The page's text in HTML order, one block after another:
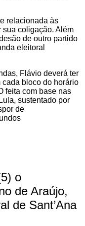
relacionada às
sua coligação. Além
de outro partido
eleitoral
Flávio deverá ter
bloco do horário
feita com base nas
sustentado por
de
o
de Araújo,
de Sant’Ana